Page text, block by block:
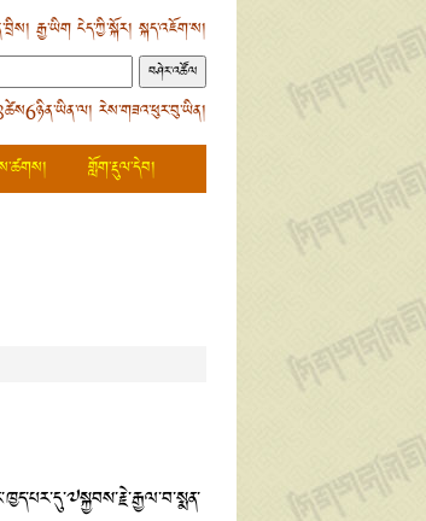
རྒྱ་ཡིགངེད་ཀྱི་སྐོར། སྐད་འཇོག་ས།
རེས་གཟའ་ཕུར་བུ་ཡིན།
གློག་རྡུལ་དེབ།